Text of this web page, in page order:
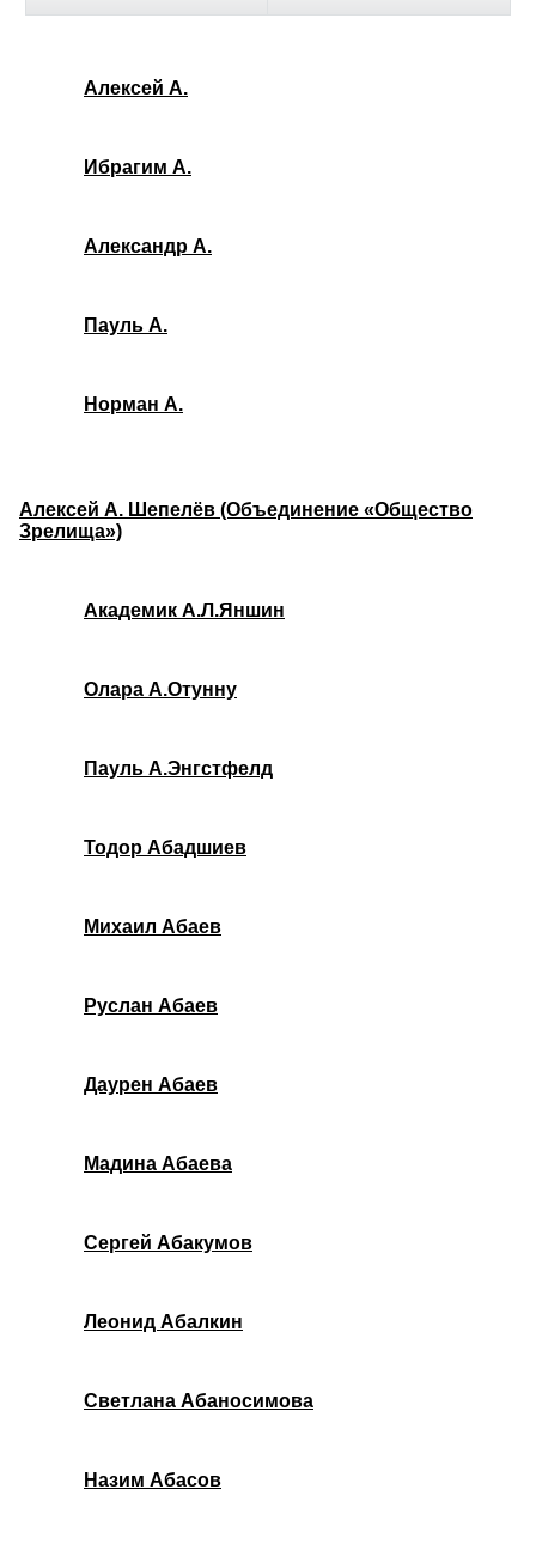
Алексей А.
Ибрагим А.
Александр А.
Пауль А.
Норман А.
Алексей А. Шепелёв (Объединение «Общество
Зрелища»)
Академик А.Л.Яншин
Олара А.Отунну
Пауль А.Энгстфелд
Тодор Абадшиев
Михаил Абаев
Руслан Абаев
Даурен Абаев
Мадина Абаева
Сергей Абакумов
Леонид Абалкин
Светлана Абаносимова
Назим Абасов